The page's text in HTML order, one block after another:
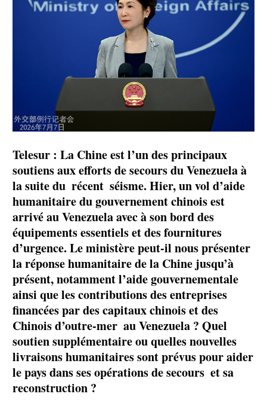
Telesur : La Chine est l’un des principaux
soutiens aux efforts de secours du Venezuela à
la suite du récent séisme. Hier, un vol d’aide
humanitaire du gouvernement chinois est
arrivé au Venezuela avec à son bord des
équipements essentiels et des fournitures
d’urgence. Le ministère peut-il nous présenter
la réponse humanitaire de la Chine jusqu’à
présent, notamment l’aide gouvernementale
ainsi que les contributions des entreprises
financées par des capitaux chinois et des
Chinois d’outre-mer au Venezuela ? Quel
soutien supplémentaire ou quelles nouvelles
livraisons humanitaires sont prévus pour aider
le pays dans ses opérations de secours et sa
reconstruction ?